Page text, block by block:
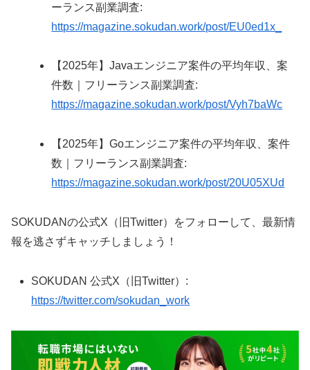
ーランス副業調査:
https://magazine.sokudan.work/post/EU0ed1x_
【2025年】Javaエンジニア案件の平均年収、案
件数｜フリーランス副業調査:
https://magazine.sokudan.work/post/Vyh7baWc
【2025年】Goエンジニア案件の平均年収、案件
数｜フリーランス副業調査:
https://magazine.sokudan.work/post/20U05XUd
SOKUDANの公式X（旧Twitter）をフォローして、最新情
報を逃さずキャッチしましょう！
SOKUDAN 公式X（旧Twitter）:
https://twitter.com/sokudan_work